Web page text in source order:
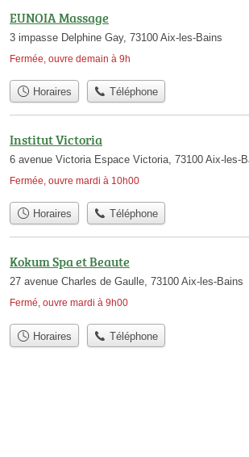
EUNOIA Massage
3 impasse Delphine Gay, 73100 Aix-les-Bains
Fermée, ouvre demain à 9h
Horaires Téléphone
Institut Victoria
6 avenue Victoria Espace Victoria, 73100 Aix-les-
Fermée, ouvre mardi à 10h00
Horaires Téléphone
Kokum Spa et Beaute
27 avenue Charles de Gaulle, 73100 Aix-les-Bains
Fermé, ouvre mardi à 9h00
Horaires Téléphone